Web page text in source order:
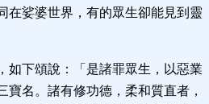
在娑婆世界，有的眾生卻能見到靈
如下頌說：「是諸罪眾生，以惡業
寶名。諸有修功德，柔和質直者，